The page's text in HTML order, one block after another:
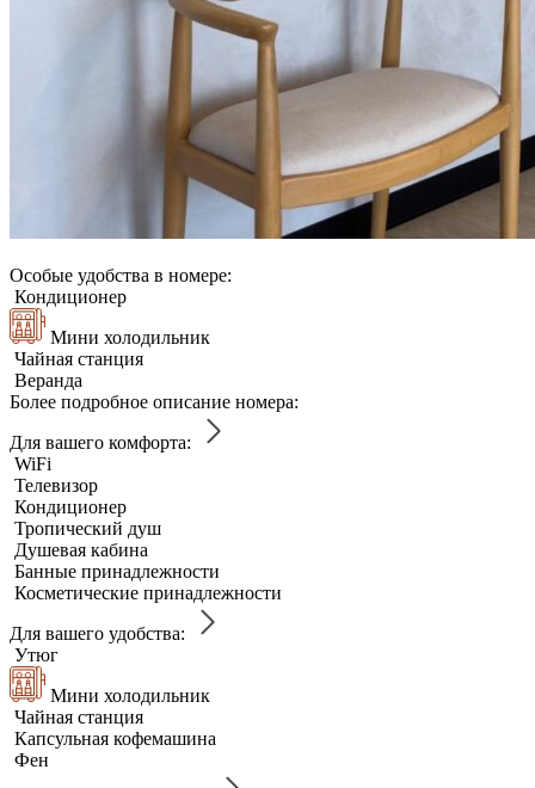
Особые удобства в номере:
Кондиционер
Мини холодильник
Чайная станция
Веранда
Более подробное описание номера:
Для вашего комфорта:
WiFi
Телевизор
Кондиционер
Тропический душ
Душевая кабина
Банные принадлежности
Косметические принадлежности
Для вашего удобства:
Утюг
Мини холодильник
Чайная станция
Капсульная кофемашина
Фен